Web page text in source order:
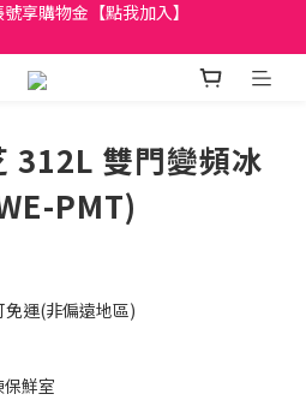
原廠管制價格 私訊優惠價
原廠管制價格 私訊優惠價
312L 雙門變頻冰
PMT)
運(非偏遠地區)
鮮室